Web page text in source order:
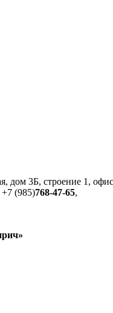
дом 3Б, строение 1,
+7 (985)768-47-65,